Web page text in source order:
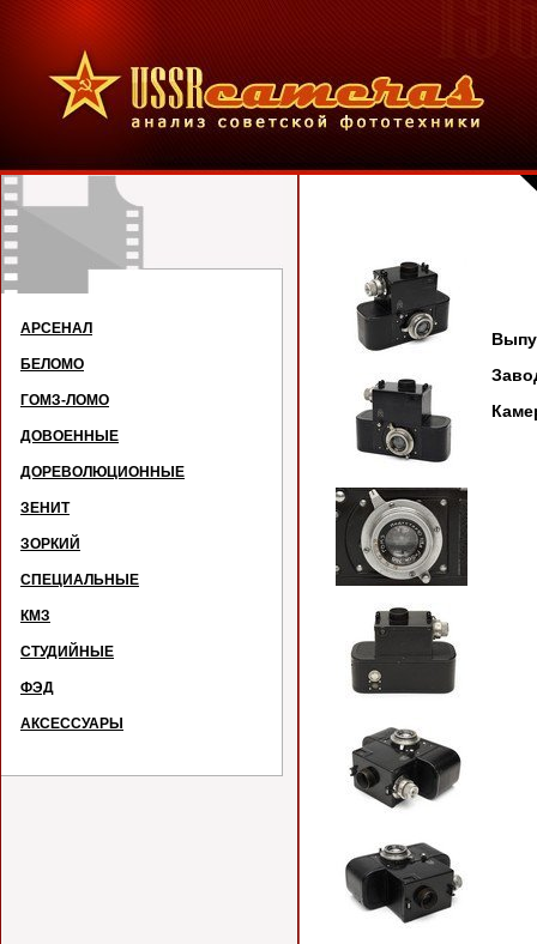
АРСЕНАЛ
БЕЛОМО
ГОМЗ-ЛОМО
ДОВОЕННЫЕ
ДОРЕВОЛЮЦИОННЫЕ
ЗЕНИТ
ЗОРКИЙ
СПЕЦИАЛЬНЫЕ
КМЗ
СТУДИЙНЫЕ
ФЭД
АКСЕССУАРЫ